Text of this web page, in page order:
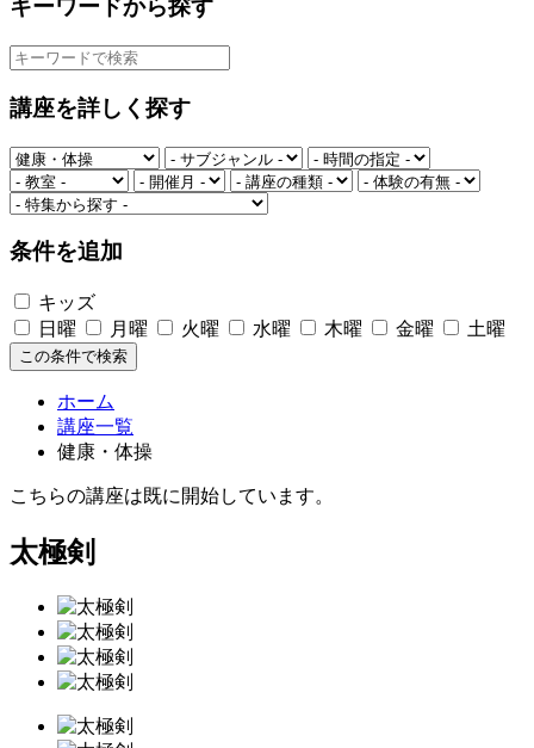
キーワードから探す
講座を詳しく探す
条件を追加
キッズ
日曜
月曜 火曜 水曜 木曜 金曜 土曜
この条件で検索
ホーム
講座一覧
健康・体操
こちらの講座は既に開始しています。
太極剣